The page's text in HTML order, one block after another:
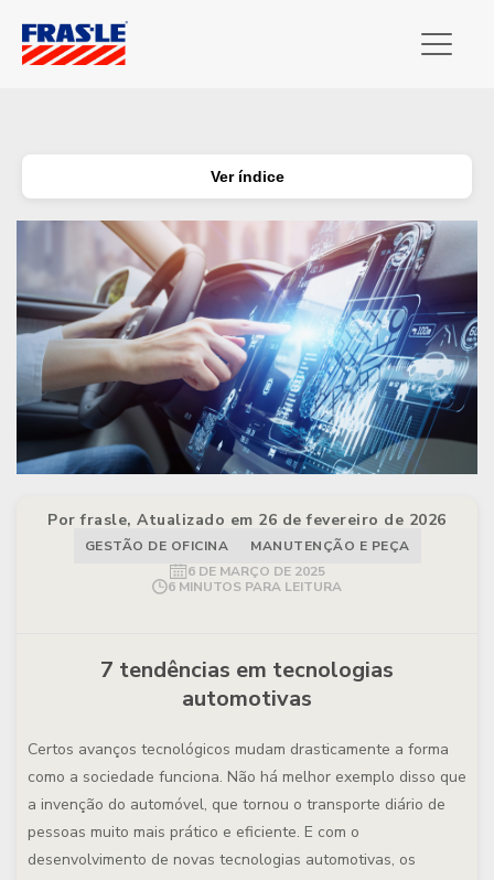
Ver índice
Por frasle, Atualizado em 26 de fevereiro de 2026
GESTÃO DE OFICINA
MANUTENÇÃO E PEÇA
6 DE MARÇO DE 2025
6 MINUTOS PARA LEITURA
7 tendências em tecnologias
automotivas
Certos avanços tecnológicos mudam drasticamente a forma
como a sociedade funciona. Não há melhor exemplo disso que
a invenção do automóvel, que tornou o transporte diário de
pessoas muito mais prático e eficiente. E com o
desenvolvimento de novas tecnologias automotivas, os